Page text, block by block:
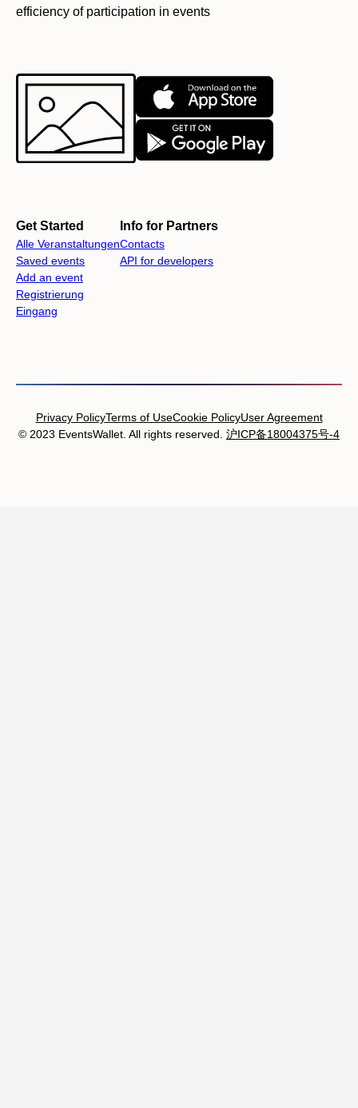
efficiency of participation in events
Get Started
Alle Veranstaltungen
Saved events
Add an event
Registrierung
Eingang
Info for Partners
Contacts
API for developers
© 2023 EventsWallet. All rights reserved. 沪ICP备18004375号-4
Privacy PolicyTerms of UseCookie PolicyUser Agreement